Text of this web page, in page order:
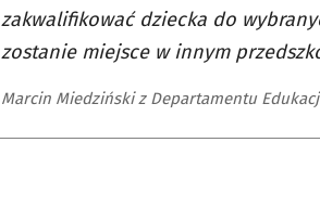
zakwalifikować dziecka do
zostanie miejsce w innym
Marcin Miedziński z Departamentu